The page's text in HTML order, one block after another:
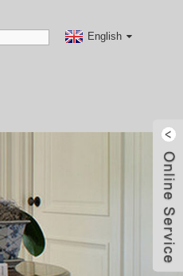
English